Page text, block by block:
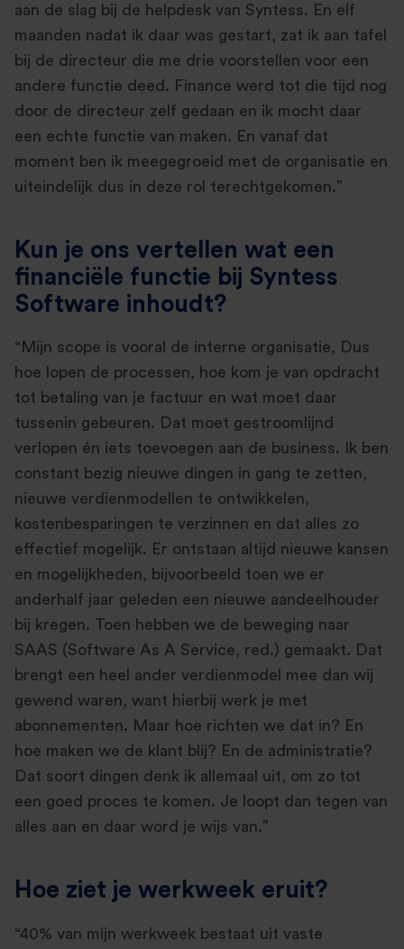
aan de slag bij de helpdesk van Syntess. En elf
maanden nadat ik daar was gestart, zat ik aan tafel
bij de directeur die me drie voorstellen voor een
andere functie deed. Finance werd tot die tijd nog
door de directeur zelf gedaan en ik mocht daar
een echte functie van maken. En vanaf dat
moment ben ik meegegroeid met de organisatie en
uiteindelijk dus in deze rol terechtgekomen.”
Kun je ons vertellen wat een
financiële functie bij Syntess
Software inhoudt?
“Mijn scope is vooral de interne organisatie, Dus
hoe lopen de processen, hoe kom je van opdracht
tot betaling van je factuur en wat moet daar
tussenin gebeuren. Dat moet gestroomlijnd
verlopen én iets toevoegen aan de business. Ik ben
constant bezig nieuwe dingen in gang te zetten,
nieuwe verdienmodellen te ontwikkelen,
kostenbesparingen te verzinnen en dat alles zo
effectief mogelijk. Er ontstaan altijd nieuwe kansen
en mogelijkheden, bijvoorbeeld toen we er
anderhalf jaar geleden een nieuwe aandeelhouder
bij kregen. Toen hebben we de beweging naar
SAAS (Software As A Service, red.) gemaakt. Dat
brengt een heel ander verdienmodel mee dan wij
gewend waren, want hierbij werk je met
abonnementen. Maar hoe richten we dat in? En
hoe maken we de klant blij? En de administratie?
Dat soort dingen denk ik allemaal uit, om zo tot
een goed proces te komen. Je loopt dan tegen van
alles aan en daar word je wijs van.”
Hoe ziet je werkweek eruit?
“40% van mijn werkweek bestaat uit vaste